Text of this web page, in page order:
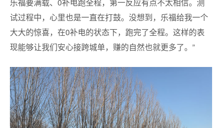
试过程中，心里也是一直在打鼓。没想到，乐福给我一个
大大的惊喜，在0补电的状态下，跑完了全程。这样的表
现能够让我们安心接跨城单，赚的自然也就更多了。”